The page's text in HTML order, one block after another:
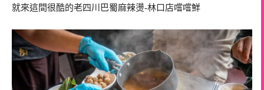
就來這間很酷的老四川巴蜀麻辣燙-林口店嚐嚐鮮